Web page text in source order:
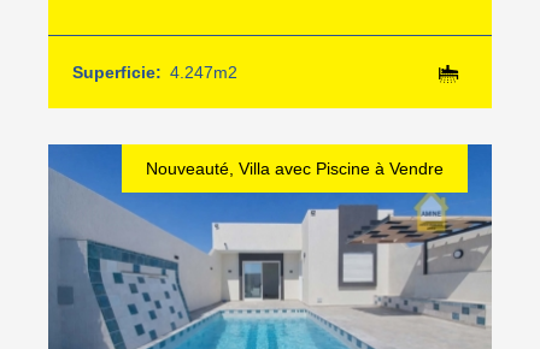
Superficie: 4.247m2
Nouveauté, Villa avec Piscine à Vendre